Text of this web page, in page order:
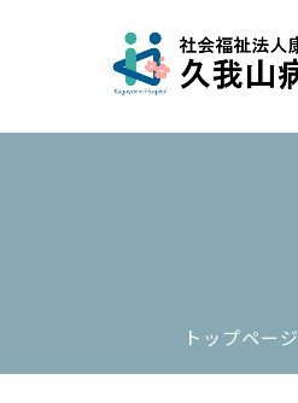
トップページ